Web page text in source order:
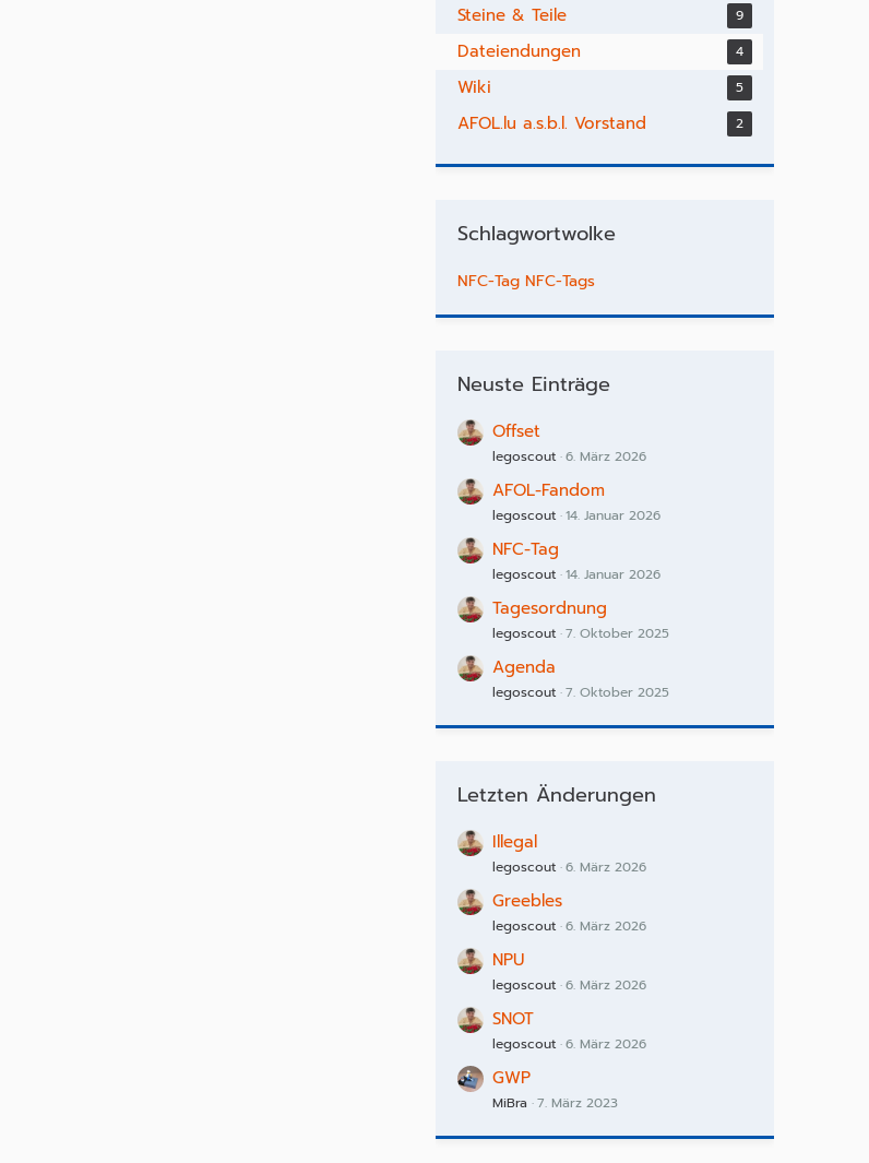
Steine & Teile 9
Dateiendungen 4
Wiki 5
AFOL.lu a.s.b.l. Vorstand 2
Schlagwortwolke
NFC-Tag NFC-Tags
Neuste Einträge
Offset
legoscout 6. März 2026
AFOL-Fandom
legoscout 14. Januar 2026
NFC-Tag
legoscout 14. Januar 2026
Tagesordnung
legoscout 7. Oktober 2025
Agenda
legoscout 7. Oktober 2025
Letzten Änderungen
Illegal
legoscout 6. März 2026
Greebles
legoscout 6. März 2026
NPU
legoscout 6. März 2026
SNOT
legoscout 6. März 2026
GWP
MiBra 7. März 2023